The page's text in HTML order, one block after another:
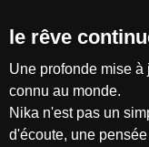
le rêve
Une profonde mise
connu au monde.
Nika n'est pas un
d'écoute, une